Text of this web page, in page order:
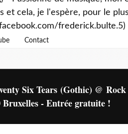
et cela, je l'espère, pour le
frederick.bulte.5)
Contact
Six Tears (Gothic) @
- Entrée gratuite !